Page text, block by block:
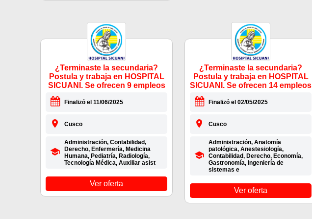
¿Terminaste la secundaria?
Postula y trabaja en HOSPITAL
SICUANI. Se ofrecen 9 empleos
Finalizó el 11/06/2025
Cusco
Administración, Contabilidad,
Derecho, Enfermería, Medicina
Humana, Pediatría, Radiología,
Tecnología Médica, Auxiliar asist
Ver oferta
¿Terminaste la secundaria?
Postula y trabaja en HOSPITAL
SICUANI. Se ofrecen 14 empleos
Finalizó el 02/05/2025
Cusco
Administración, Anatomía
patológica, Anestesiología,
Contabilidad, Derecho, Economía,
Gastronomía, Ingeniería de
sistemas e
Ver oferta